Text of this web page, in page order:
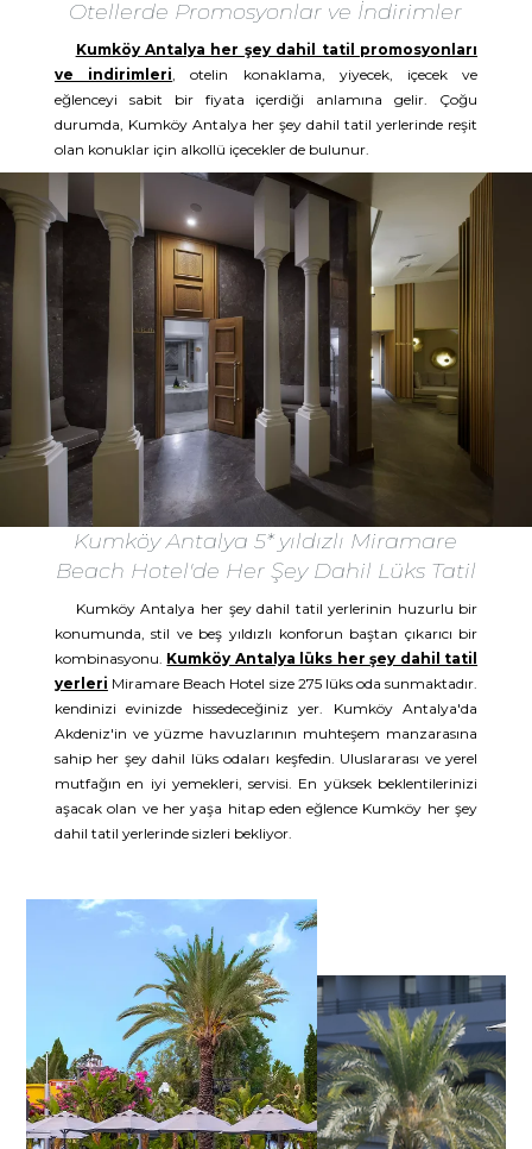
Otellerde Promosyonlar ve İndirimler
Kumköy Antalya her şey dahil tatil promosyonları
ve indirimleri, otelin konaklama, yiyecek, içecek ve
eğlenceyi sabit bir fiyata içerdiği anlamına gelir. Çoğu
durumda, Kumköy Antalya her şey dahil tatil yerlerinde reşit
olan konuklar için alkollü içecekler de bulunur.
Kumköy Antalya 5* yıldızlı Miramare
Beach Hotel'de Her Şey Dahil Lüks Tatil
Kumköy Antalya her şey dahil tatil yerlerinin huzurlu bir
konumunda, stil ve beş yıldızlı konforun baştan çıkarıcı bir
kombinasyonu. Kumköy Antalya lüks her şey dahil tatil
yerleri Miramare Beach Hotel size 275 lüks oda sunmaktadır.
kendinizi evinizde hissedeceğiniz yer. Kumköy Antalya'da
Akdeniz'in ve yüzme havuzlarının muhteşem manzarasına
sahip her şey dahil lüks odaları keşfedin. Uluslararası ve yerel
mutfağın en iyi yemekleri, servisi. En yüksek beklentilerinizi
aşacak olan ve her yaşa hitap eden eğlence Kumköy her şey
dahil tatil yerlerinde sizleri bekliyor.